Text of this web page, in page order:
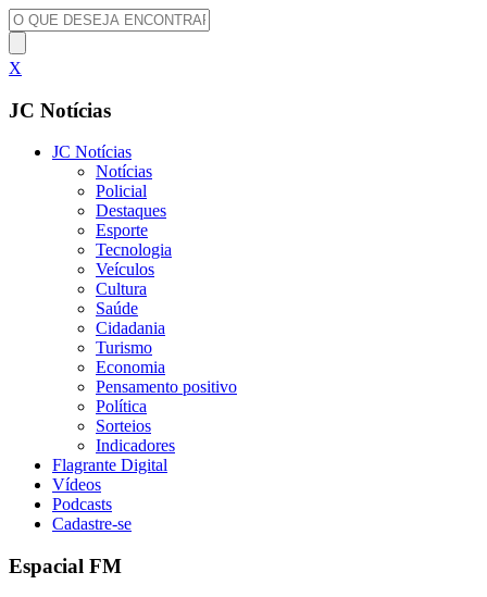
X
JC Notícias
JC Notícias
Notícias
Policial
Destaques
Esporte
Tecnologia
Veículos
Cultura
Saúde
Cidadania
Turismo
Economia
Pensamento positivo
Política
Sorteios
Indicadores
Flagrante Digital
Vídeos
Podcasts
Cadastre-se
Espacial FM